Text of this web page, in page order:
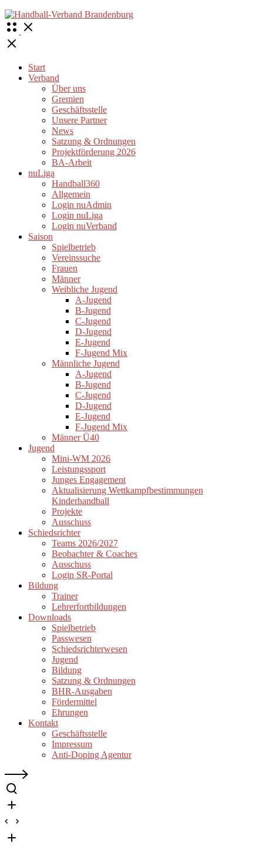
Open
Menu
Close
Start
Verband
Über uns
Gremien
Geschäftsstelle
Unsere Partner
News
Satzung & Ordnungen
Projektförderung 2026
BA-Arbeit
nuLiga
Handball360
Allgemein
Login nuAdmin
Login nuLiga
Login nuVerband
Saison
Spielbetrieb
Vereinssuche
Frauen
Männer
Weibliche Jugend
A-Jugend
B-Jugend
C-Jugend
D-Jugend
E-Jugend
F-Jugend Mix
Männliche Jugend
A-Jugend
B-Jugend
C-Jugend
D-Jugend
E-Jugend
F-Jugend Mix
Männer Ü40
Jugend
Mini-WM 2026
Leistungssport
Junges Engagement
Aktualisierung Wettkampfbestimmungen
Kinderhandball
Projekte
Ausschuss
Schiedsrichter
Teams 2026/2027
Beobachter & Coaches
Ausschuss
Login SR-Portal
Bildung
Trainer
Lehrerfortbildungen
Downloads
Spielbetrieb
Passwesen
Schiedsrichterwesen
Jugend
Bildung
Satzung & Ordnungen
BHR-Ausgaben
Fördermittel
Ehrungen
Kontakt
Geschäftsstelle
Impressum
Anti-Doping Agentur